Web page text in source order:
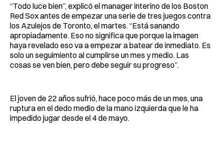
“Todo luce bien”, explicó el manager interino de los Boston
Red Sox antes de empezar una serie de tres juegos contra
los Azulejos de Toronto, el martes. “Está sanando
apropiadamente. Eso no significa que porque la imagen
haya revelado eso va a empezar a batear de inmediato. Es
solo un seguimiento al cumplirse un mes y medio. Las
cosas se ven bien, pero debe seguir su progreso”.
El joven de 22 años sufrió, hace poco más de un mes, una
ruptura en el dedo medio de la mano izquierda que le ha
impedido jugar desde el 4 de mayo.